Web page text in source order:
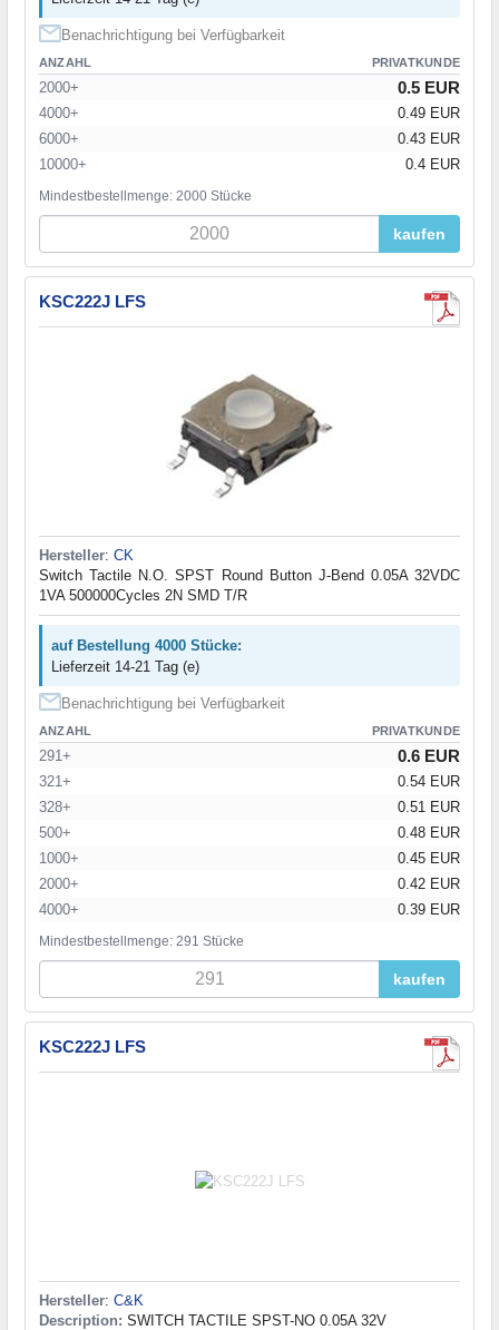
Benachrichtigung bei Verfügbarkeit
ANZAHL PRIVATKUNDE
2000+ 0.5 EUR
4000+
0.49 EUR
6000+
0.43 EUR
10000+
0.4 EUR
Mindestbestellmenge: 2000 Stücke
kaufen
KSC222J LFS
Hersteller: CK
Switch Tactile N.O. SPST Round Button J-Bend 0.05A 32VDC
1VA 500000Cycles 2N SMD T/R
auf Bestellung 4000 Stücke:
Lieferzeit 14-21 Tag (e)
Benachrichtigung bei Verfügbarkeit
ANZAHL PRIVATKUNDE
291+ 0.6 EUR
321+
0.54 EUR
328+
0.51 EUR
500+
0.48 EUR
1000+
0.45 EUR
2000+
0.42 EUR
4000+
0.39 EUR
Mindestbestellmenge: 291 Stücke
kaufen
KSC222J LFS
Hersteller: C&K
Description: SWITCH TACTILE SPST-NO 0.05A 32V